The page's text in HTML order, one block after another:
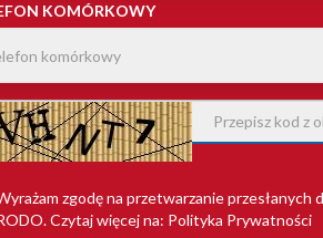
KOMÓRKOWY
zgodę na przetwarzanie przesłanych
. Czytaj więcej na: Polityka Prywatności